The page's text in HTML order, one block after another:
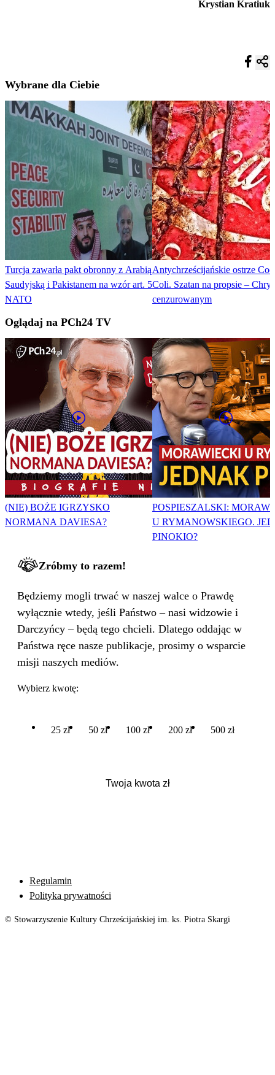
Krystian Kratiuk
Wybrane dla Ciebie
Turcja zawarła pakt obronny z Arabią
Saudyjską i Pakistanem na wzór art. 5
NATO
Antychrześcijańskie ostrze
Coli. Szatan na propsie –
cenzurowanym
Oglądaj na PCh24 TV
(NIE) BOŻE IGRZYSKO
NORMANA DAVIESA?
POSPIESZALSKI:
U RYMANOWSKIEGO.
PINOKIO?
Zróbmy to razem!
Będziemy mogli trwać w naszej walce o Prawdę
wyłącznie wtedy, jeśli Państwo – nasi widzowie i
Darczyńcy – będą tego chcieli. Dlatego oddając w
Państwa ręce nasze publikacje, prosimy o wsparcie
misji naszych mediów.
Wybierz kwotę:
25 zł 50 zł 100 zł 200 zł 500 zł
Regulamin
Polityka prywatności
© Stowarzyszenie Kultury Chrześcijańskiej im. ks. Piotra Skargi